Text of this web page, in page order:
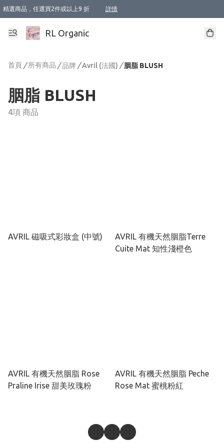
精選商品，任選買2件或以上9 折 詳情
XI周年優惠【新品自由選2件88折/3件85折】
XI周年優惠【Chakra 脈輪平衡自由選2件9折/3件85折/5件8折】
Florame 肌底自由選 2支9折 3支85折
XI周年優惠【蟲蟲退散 · 防衛結界﹞系列2件9折】
Sunki 任選2件95折
BIOFFICINA TOSCANA 任選2支9折 3支85折
Lamav 任選1件9折 2件85折
Mukti Organics 指定產品任選1件9折, 2件88折 3件85折
Intelligent Nutrients Skincare 任選2件9折
deodorant 任選2件88折
化妝品 任選2件95折
XI周年優惠【身心靈單品 任選2件9折/3件85折/5件8折】
XI周年優惠 【精油/香水 任選2件9折/3件85折/5件8折】
XI周年優惠【「關節到肌膚」全效養護 BODY OIL 組2件88折/3件85折】
XI周年優惠【夏日有機物理防曬套裝2件88折】
XI周年優惠【夏日潔面隨意選2件88折/3件85折】
XI周年優惠【逆齡奇蹟抗氧 11 自由選2件88折/3件85折/4件或以上8折】
新會員首次購物即享全單 95 折優惠！
成為VIP / VVIP 可享有生日月現金扣減獎賞優惠 !! 記得去賬户資料填上生日日期啦 !
選用順豐速運，滿$500 免運費
本地速遞 京東 送住宅/ 工商地址 $400 免運費
澳門訂單選用順豐速運，滿$800 免運費
RL Organic
首頁 / 所有商品 /品牌 /Avril (法國) / 胭脂 BLUSH
胭脂 BLUSH
4項 商品
AVRIL 磁吸式彩妝盒 (中號)
AVRIL 有機天然胭脂Terre
Cuite Mat 知性淺橙色
AVRIL 有機天然胭脂 Rose
Praline Irise 甜美玫瑰粉
AVRIL 有機天然胭脂 Peche
Rose Mat 蜜桃粉紅